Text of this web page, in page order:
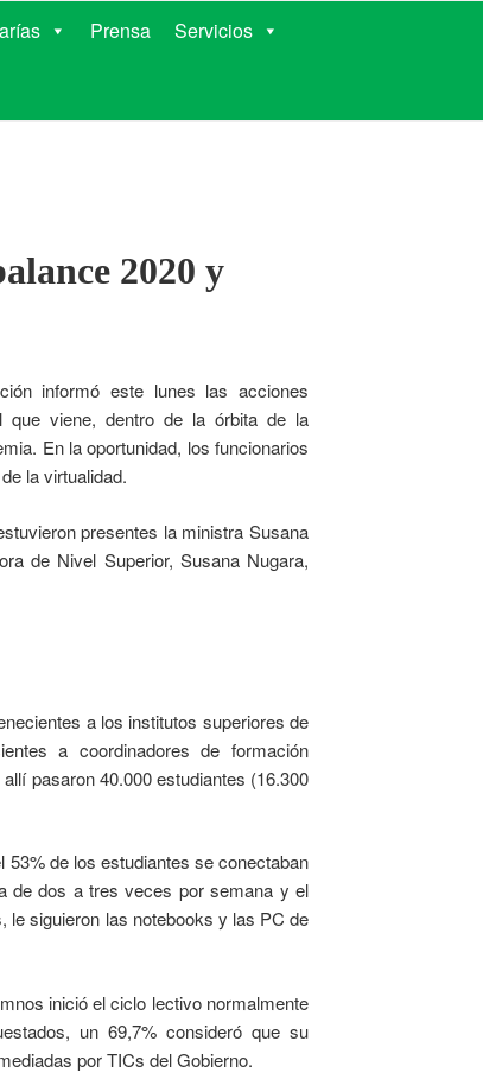
Prensa Servicios
2020 y
informó este lunes las acciones
que viene, dentro de la órbita de la
En la oportunidad, los funcionarios
la virtualidad.
presentes la ministra Susana
de Nivel Superior, Susana Nugara,
a los institutos superiores de
a coordinadores de formación
pasaron 40.000 estudiantes (16.300
53% de los estudiantes se conectaban
de dos a tres veces por semana y el
le siguieron las notebooks y las PC de
inició el ciclo lectivo normalmente
un 69,7% consideró que su
por TICs del Gobierno.